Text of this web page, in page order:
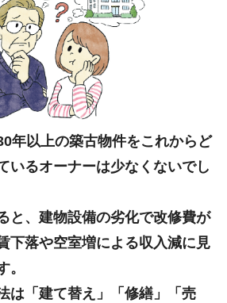
年以上の築古物件をこれからど
いるオーナーは少なくないでし
と、建物設備の劣化で改修費が
下落や空室増による収入減に見
。
は「建て替え」「修繕」「売